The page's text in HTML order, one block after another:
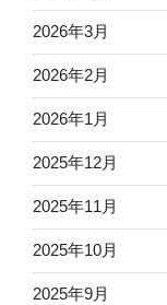
2026年3月
2026年2月
2026年1月
2025年12月
2025年11月
2025年10月
2025年9月